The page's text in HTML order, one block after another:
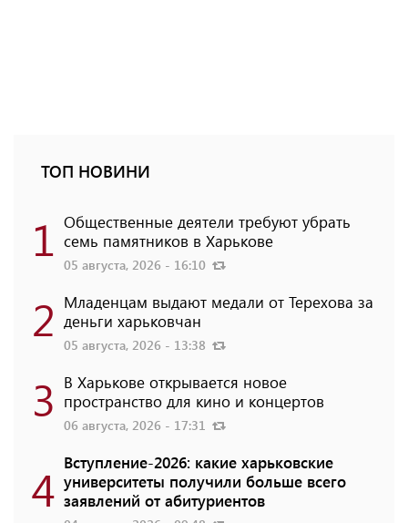
ТОП НОВИНИ
1 Общественные деятели требуют убрать
семь памятников в Харькове
05 августа, 2026 - 16:10
2 Младенцам выдают медали от Терехова за
деньги харьковчан
05 августа, 2026 - 13:38
3 В Харькове открывается новое
пространство для кино и концертов
06 августа, 2026 - 17:31
4 Вступление-2026: какие харьковские
университеты получили больше всего
заявлений от абитуриентов